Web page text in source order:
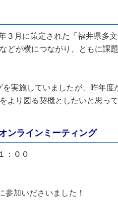
３月に策定された「福井県多
どが横につながり、ともに課
実施していましたが、昨年
より図る契機としたいと思って
ンラインミーティング
：００
加いださいました！